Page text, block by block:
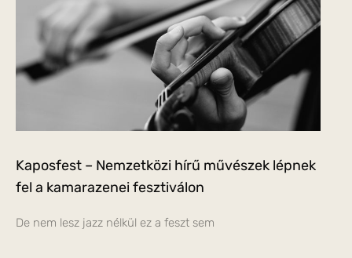
Kaposfest – Nemzetközi hírű művészek lépnek
fel a kamarazenei fesztiválon
De nem lesz jazz nélkül ez a feszt sem